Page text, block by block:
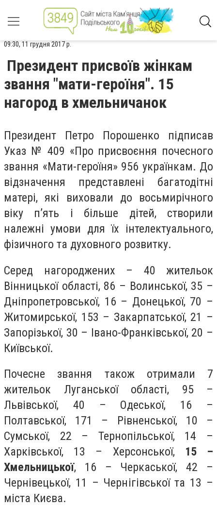
09:30, 11 грудня 2017 р.
Президент присвоїв жінкам
звання "мати-героїня". 15
нагород в хмельничанок
Президент Петро Порошенко підписав
Указ № 409 «Про присвоєння почесного
звання «Мати-героїня» 956 українкам. До
відзначення представлені багатодітні
матері, які виховали до восьмирічного
віку п’ять і більше дітей, створили
належні умови для їх інтелектуального,
фізичного та духовного розвитку.
Серед нагороджених – 40 жительок
Вінницької області, 86 – Волинської, 35 –
Дніпропетровської, 16 – Донецької, 70 –
Житомирської, 153 – Закарпатської, 21 –
Запорізької, 30 – Івано-Франківської, 20 –
Київської.
Почесне звання також отримали 7
жительок Луганської області, 95 –
Львівської, 40 – Одеської, 16 –
Полтавської, 171 – Рівненської, 10 –
Сумської, 22 – Тернопільської, 14 –
Харківської, 13 – Херсонської, 15 –
Хмельницької, 16 – Черкаської, 42 –
Чернівецької, 11 – Чернігівської та 13 –
міста Києва.